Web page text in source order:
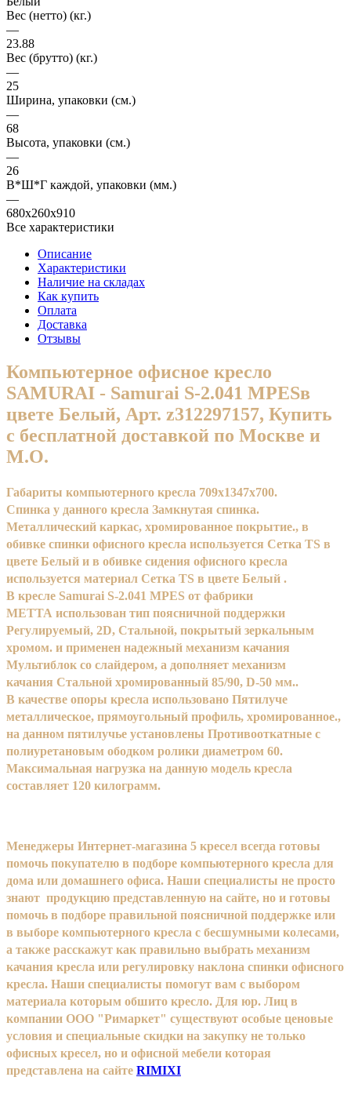
Вес (нетто) (кг.)
—
23.88
Вес (брутто) (кг.)
—
25
Ширина, упаковки (cм.)
—
68
Высота, упаковки (cм.)
—
26
В*Ш*Г каждой, упаковки (мм.)
—
680x260x910
Все характеристики
Описание
Характеристики
Наличие на складах
Как купить
Оплата
Доставка
Отзывы
Компьютерное офисное кресло
SAMURAI - Samurai S-2.041 MPESв
цвете Белый, Арт. z312297157, Купить
с бесплатной доставкой по Москве и
М.О.
Габариты компьютерного кресла 709x1347x700.
Спинка у данного кресла Замкнутая спинка.
Металлический каркас, хромированное покрытие., в
обивке спинки офисного кресла используется Сетка TS в
цвете Белый и в обивке сидения офисного кресла
используется материал Сетка TS в цвете Белый .
В кресле Samurai S-2.041 MPES от фабрики
МЕТТА использован тип поясничной поддержки
Регулируемый, 2D, Стальной, покрытый зеркальным
хромом. и применен надежный механизм качания
Мультиблок со слайдером, а дополняет механизм
качания Стальной хромированный 85/90, D-50 мм..
В качестве опоры кресла использовано Пятилуче
металлическое, прямоугольный профиль, хромированное.,
на данном пятилучье установлены Противооткатные с
полиуретановым ободком ролики диаметром 60.
Максимальная нагрузка на данную модель кресла
составляет 120 килограмм.
Менеджеры Интернет-магазина 5 кресел всегда готовы
помочь покупателю в подборе компьютерного кресла для
дома или домашнего офиса. Наши специалисты не просто
знают продукцию представленную на сайте, но и готовы
помочь в подборе правильной поясничной поддержке или
в выборе компьютерного кресла с бесшумными колесами,
а также расскажут как правильно выбрать механизм
качания кресла или регулировку наклона спинки офисного
кресла. Наши специалисты помогут вам с выбором
материала которым обшито кресло. Для юр. Лиц в
компании ООО "Римаркет" существуют особые ценовые
условия и специальные скидки на закупку не только
офисных кресел, но и офисной мебели которая
представлена на сайте RIMIXI